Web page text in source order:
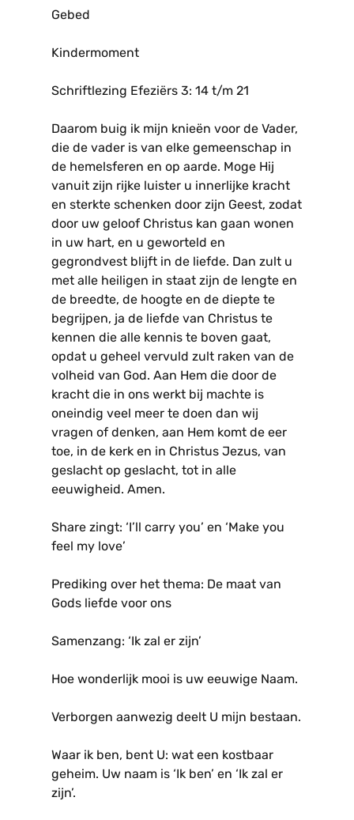
Gebed
Kindermoment
Schriftlezing Efeziërs 3: 14 t/m 21
Daarom buig ik mijn knieën voor de Vader,
die de vader is van elke gemeenschap in
de hemelsferen en op aarde. Moge Hij
vanuit zijn rijke luister u innerlijke kracht
en sterkte schenken door zijn Geest, zodat
door uw geloof Christus kan gaan wonen
in uw hart, en u geworteld en
gegrondvest blijft in de liefde. Dan zult u
met alle heiligen in staat zijn de lengte en
de breedte, de hoogte en de diepte te
begrijpen, ja de liefde van Christus te
kennen die alle kennis te boven gaat,
opdat u geheel vervuld zult raken van de
volheid van God. Aan Hem die door de
kracht die in ons werkt bij machte is
oneindig veel meer te doen dan wij
vragen of denken, aan Hem komt de eer
toe, in de kerk en in Christus Jezus, van
geslacht op geslacht, tot in alle
eeuwigheid. Amen.
Share zingt: ‘I’ll carry you’ en ‘Make you
feel my love’
Prediking over het thema: De maat van
Gods liefde voor ons
Samenzang: ‘Ik zal er zijn’
Hoe wonderlijk mooi is uw eeuwige Naam.
Verborgen aanwezig deelt U mijn bestaan.
Waar ik ben, bent U: wat een kostbaar
geheim. Uw naam is ‘Ik ben’ en ‘Ik zal er
zijn’.